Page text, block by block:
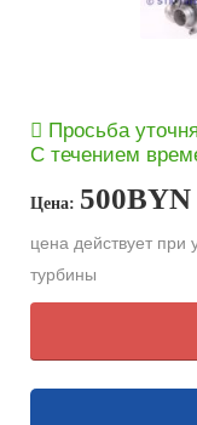
Просьба
С течением
Цена: 500BYN
цена действует при
турбины